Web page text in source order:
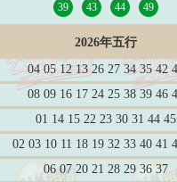
39
43 44 49
2026年五行
04 05 12 13 26 27 34 35 42
08 09 16 17 24 25 38 39 46
01 14 15 22 23 30 31 44 45
02 03 10 11 18 19 32 33 40 41
06 07 20 21 28 29 36 37